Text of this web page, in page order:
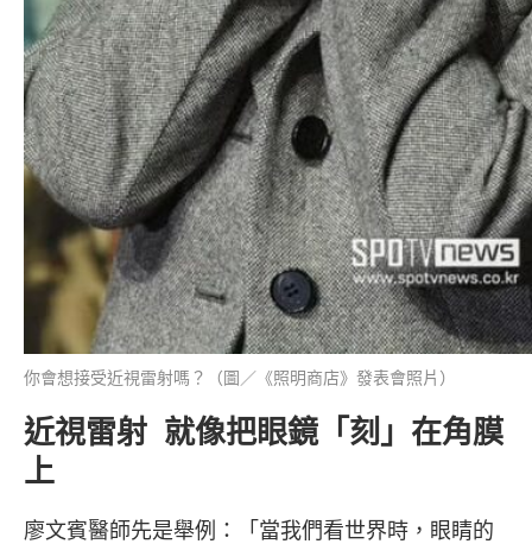
你會想接受近視雷射嗎？（圖／《照明商店》發表會照片）
近視雷射 就像把眼鏡「刻」在角膜
上
廖文賓醫師先是舉例：「當我們看世界時，眼睛的